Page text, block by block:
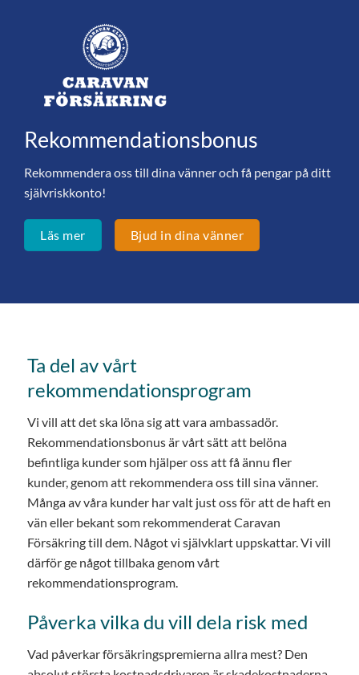
Rekommendationsbonus
Rekommendera oss till dina vänner och få pengar på ditt
självriskkonto!
Läs mer Bjud in dina vänner
Ta del av vårt
rekommendationsprogram
Vi vill att det ska löna sig att vara ambassadör.
Rekommendationsbonus är vårt sätt att belöna
befintliga kunder som hjälper oss att få ännu fler
kunder, genom att rekommendera oss till sina vänner.
Många av våra kunder har valt just oss för att de haft en
vän eller bekant som rekommenderat Caravan
Försäkring till dem. Något vi självklart uppskattar. Vi vill
därför ge något tillbaka genom vårt
rekommendationsprogram.
Påverka vilka du vill dela risk med
Vad påverkar försäkringspremierna allra mest? Den